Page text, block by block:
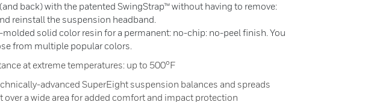
back) with the patented SwingStrap™ without having to remove:
reinstall the suspension headband.
solid color resin for a permanent: no-chip: no-peel finish. You
from multiple popular colors.
at extreme temperatures: up to 500°F
advanced SuperEight suspension balances and spreads
over a wide area for added comfort and impact protection